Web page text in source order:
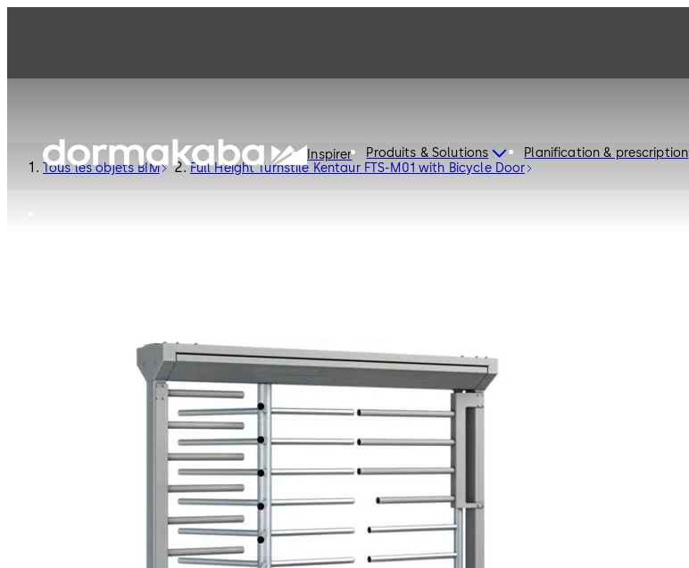
Inspirer Produits & Solutions Planification & prescription
Tous les objets BIM
Full Height Turnstile Kentaur FTS-M01 with Bicycle Door